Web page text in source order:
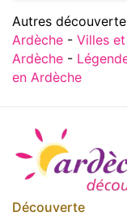
Autres
Ardèche - Villes
Ardèche -
en Ardèche
Découverte